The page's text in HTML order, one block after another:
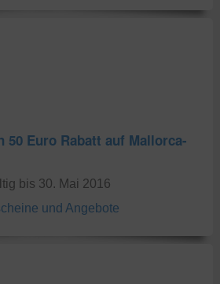
50 Euro Rabatt auf Mallorca-
bis 30. Mai 2016
und Angebote